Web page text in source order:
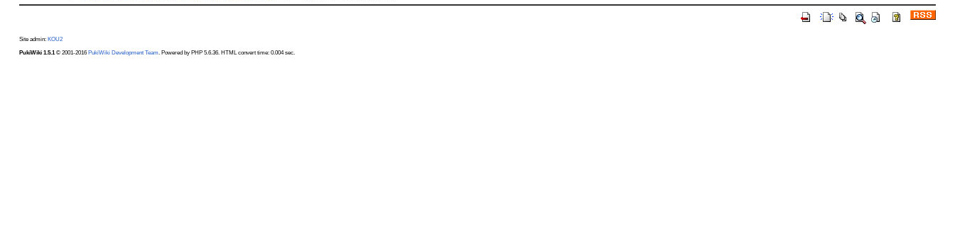
Site admin: KOU2
PukiWiki 1.5.1© 2001-2016 PukiWiki Development Team. Powered by PHP 5.6.36. HTML convert time: 0.004 sec.